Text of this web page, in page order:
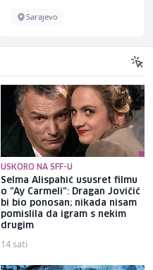
Sarajevo
USKORO NA SFF-U
Selma Alispahić ususret filmu
o "Ay Carmeli": Dragan Jovičić
bi bio ponosan; nikada nisam
pomislila da igram s nekim
drugim
14 sati